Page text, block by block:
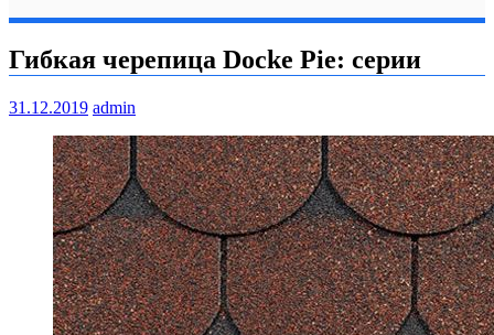
Гибкая черепица Docke Pie: серии
31.12.2019 admin